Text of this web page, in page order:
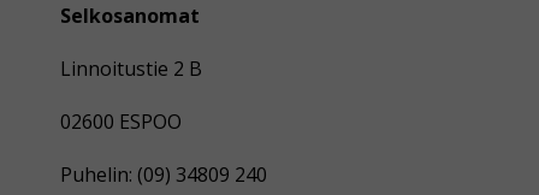
Selkosanomat
Linnoitustie 2 B
02600 ESPOO
Puhelin: (09) 34809 240